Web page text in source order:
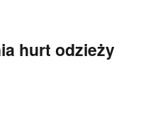
hurt odzieży